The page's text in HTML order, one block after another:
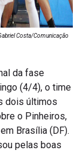
Costa/Comunicação
da fase
(4/4), o time
dois últimos
o Pinheiros,
Brasília (DF).
pelas boas